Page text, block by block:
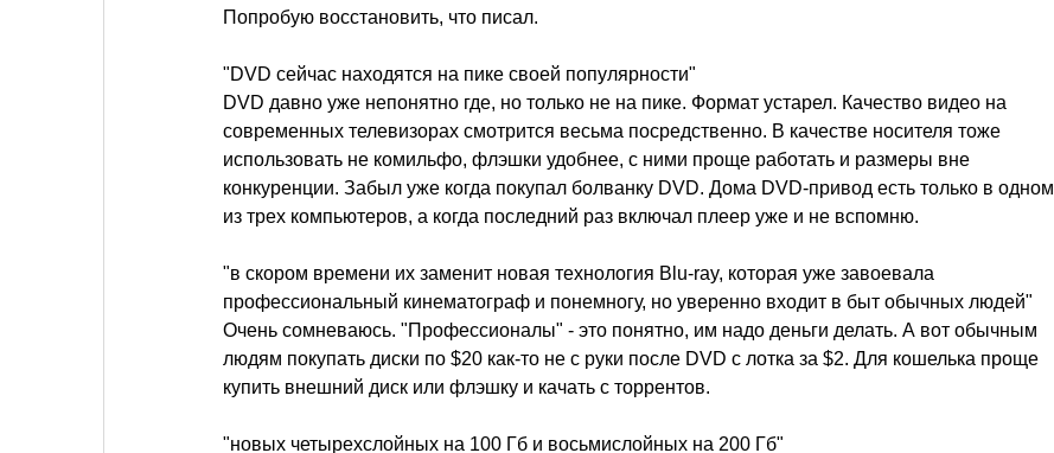
Попробую восстановить, что писал.
"DVD сейчас находятся на пике своей популярности"
DVD давно уже непонятно где, но только не на пике. Формат устарел. Качество видео на
современных телевизорах смотрится весьма посредственно. В качестве носителя тоже
использовать не комильфо, флэшки удобнее, с ними проще работать и размеры вне
конкуренции. Забыл уже когда покупал болванку DVD. Дома DVD-привод есть только в одном
из трех компьютеров, а когда последний раз включал плеер уже и не вспомню.
"в скором времени их заменит новая технология Blu-ray, которая уже завоевала
профессиональный кинематограф и понемногу, но уверенно входит в быт обычных людей"
Очень сомневаюсь. "Профессионалы" - это понятно, им надо деньги делать. А вот обычным
людям покупать диски по $20 как-то не с руки после DVD с лотка за $2. Для кошелька проще
купить внешний диск или флэшку и качать с торрентов.
"новых четырехслойных на 100 Гб и восьмислойных на 200 Гб"